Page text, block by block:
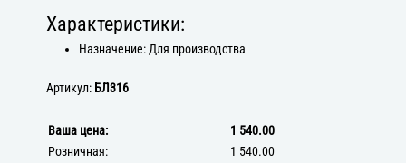
Характеристики:
Назначение: Для производства
Артикул: БЛ316
Ваша цена:
1 540.00
Розничная:
1 540.00